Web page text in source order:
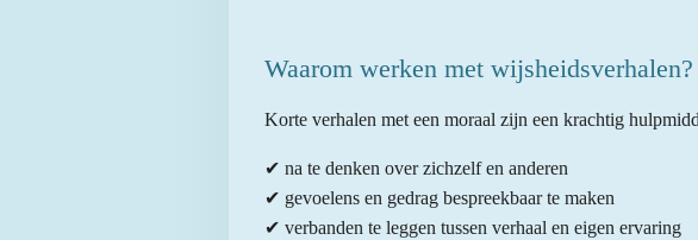
Waarom werken met wijsheidsverhalen?
Korte verhalen met een moraal zijn een krachtig
✔ na te denken over zichzelf en anderen
✔ gevoelens en gedrag bespreekbaar te maken
✔ verbanden te leggen tussen verhaal en eigen ervaring